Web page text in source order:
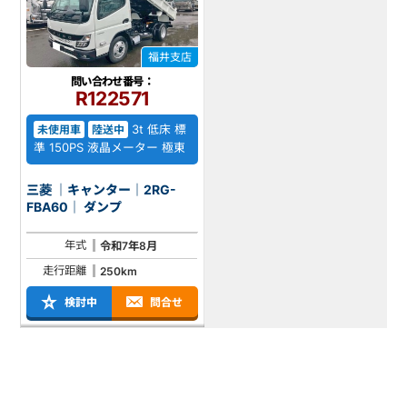
福井支店
問い合わせ番号：
R122571
未使用車 陸送中
3t 低床 標
準 150PS 液晶メーター 極東
三菱 ｜キャンター｜2RG-
FBA60｜ ダンプ
年式
令和7年8月
走行距離
250km
検討中 問合せ